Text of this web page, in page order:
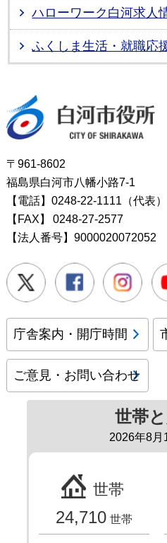
ハローワーク白河求人
ふくしま生活・就職応
〒961-8602
福島県白河市八幡小路7-1
【電話】0248-22-1111（代表）
【FAX】
0248-27-2577
【法人番号】9000020072052
Twitter Facebook
庁舎案内・開庁時間
ご意見・お問い合わせ
世帯
2026年8月
世帯
24,710 世帯